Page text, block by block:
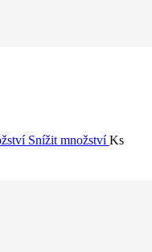
Snížit množstvíKs